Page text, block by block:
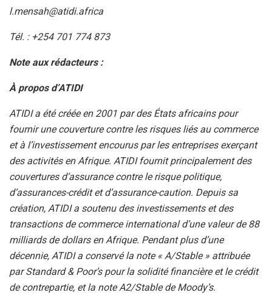
l.mensah@atidi.africa
Tél. : +254 701 774 873
Note aux rédacteurs :
À propos d’ATIDI
ATIDI a été créée en 2001 par des États africains pour
fournir une couverture contre les risques liés au commerce
et à l’investissement encourus par les entreprises exerçant
des activités en Afrique. ATIDI fournit principalement des
couvertures d’assurance contre le risque politique,
d’assurances-crédit et d’assurance-caution. Depuis sa
création, ATIDI a soutenu des investissements et des
transactions de commerce international d’une valeur de 88
milliards de dollars en Afrique. Pendant plus d’une
décennie, ATIDI a conservé la note « A/Stable » attribuée
par Standard & Poor’s pour la solidité financière et le crédit
de contrepartie, et la note A2/Stable de Moody’s.